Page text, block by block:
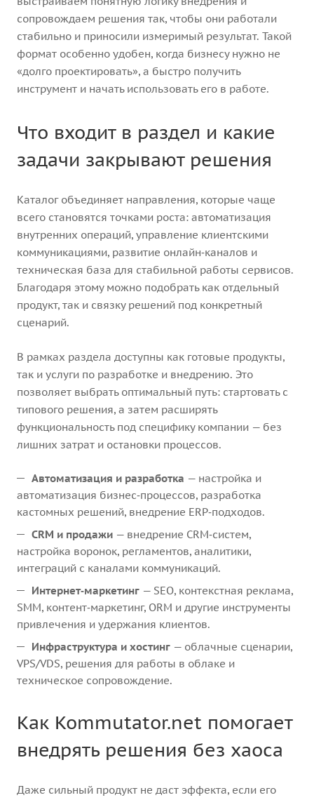
сопровождаем решения так, чтобы они работали
стабильно и приносили измеримый результат. Такой
формат особенно удобен, когда бизнесу нужно не
«долго проектировать», а быстро получить
инструмент и начать использовать его в работе.
Что входит в раздел и какие
задачи закрывают решения
Каталог объединяет направления, которые чаще
всего становятся точками роста: автоматизация
внутренних операций, управление клиентскими
коммуникациями, развитие онлайн‑каналов и
техническая база для стабильной работы сервисов.
Благодаря этому можно подобрать как отдельный
продукт, так и связку решений под конкретный
сценарий.
В рамках раздела доступны как готовые продукты,
так и услуги по разработке и внедрению. Это
позволяет выбрать оптимальный путь: стартовать с
типового решения, а затем расширять
функциональность под специфику компании — без
лишних затрат и остановки процессов.
Автоматизация и разработка — настройка и
автоматизация бизнес‑процессов, разработка
кастомных решений, внедрение ERP‑подходов.
CRM и продажи — внедрение CRM‑систем,
настройка воронок, регламентов, аналитики,
интеграций с каналами коммуникаций.
Интернет‑маркетинг — SEO, контекстная реклама,
SMM, контент‑маркетинг, ORM и другие инструменты
привлечения и удержания клиентов.
Инфраструктура и хостинг — облачные сценарии,
VPS/VDS, решения для работы в облаке и
техническое сопровождение.
Как Kommutator.net помогает
внедрять решения без хаоса
Даже сильный продукт не даст эффекта, если его